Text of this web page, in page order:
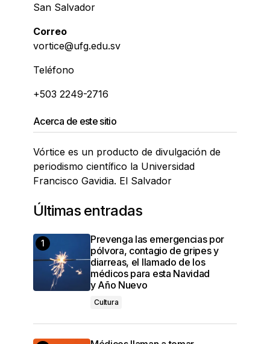
San Salvador
Correo
vortice@ufg.edu.sv
Teléfono
+503 2249-2716
Acerca de este sitio
Vórtice es un producto de divulgación de
periodismo científico la Universidad
Francisco Gavidia. El Salvador
Últimas entradas
Prevenga las emergencias por
pólvora, contagio de gripes y
diarreas, el llamado de los
médicos para esta Navidad
y Año Nuevo
Cultura